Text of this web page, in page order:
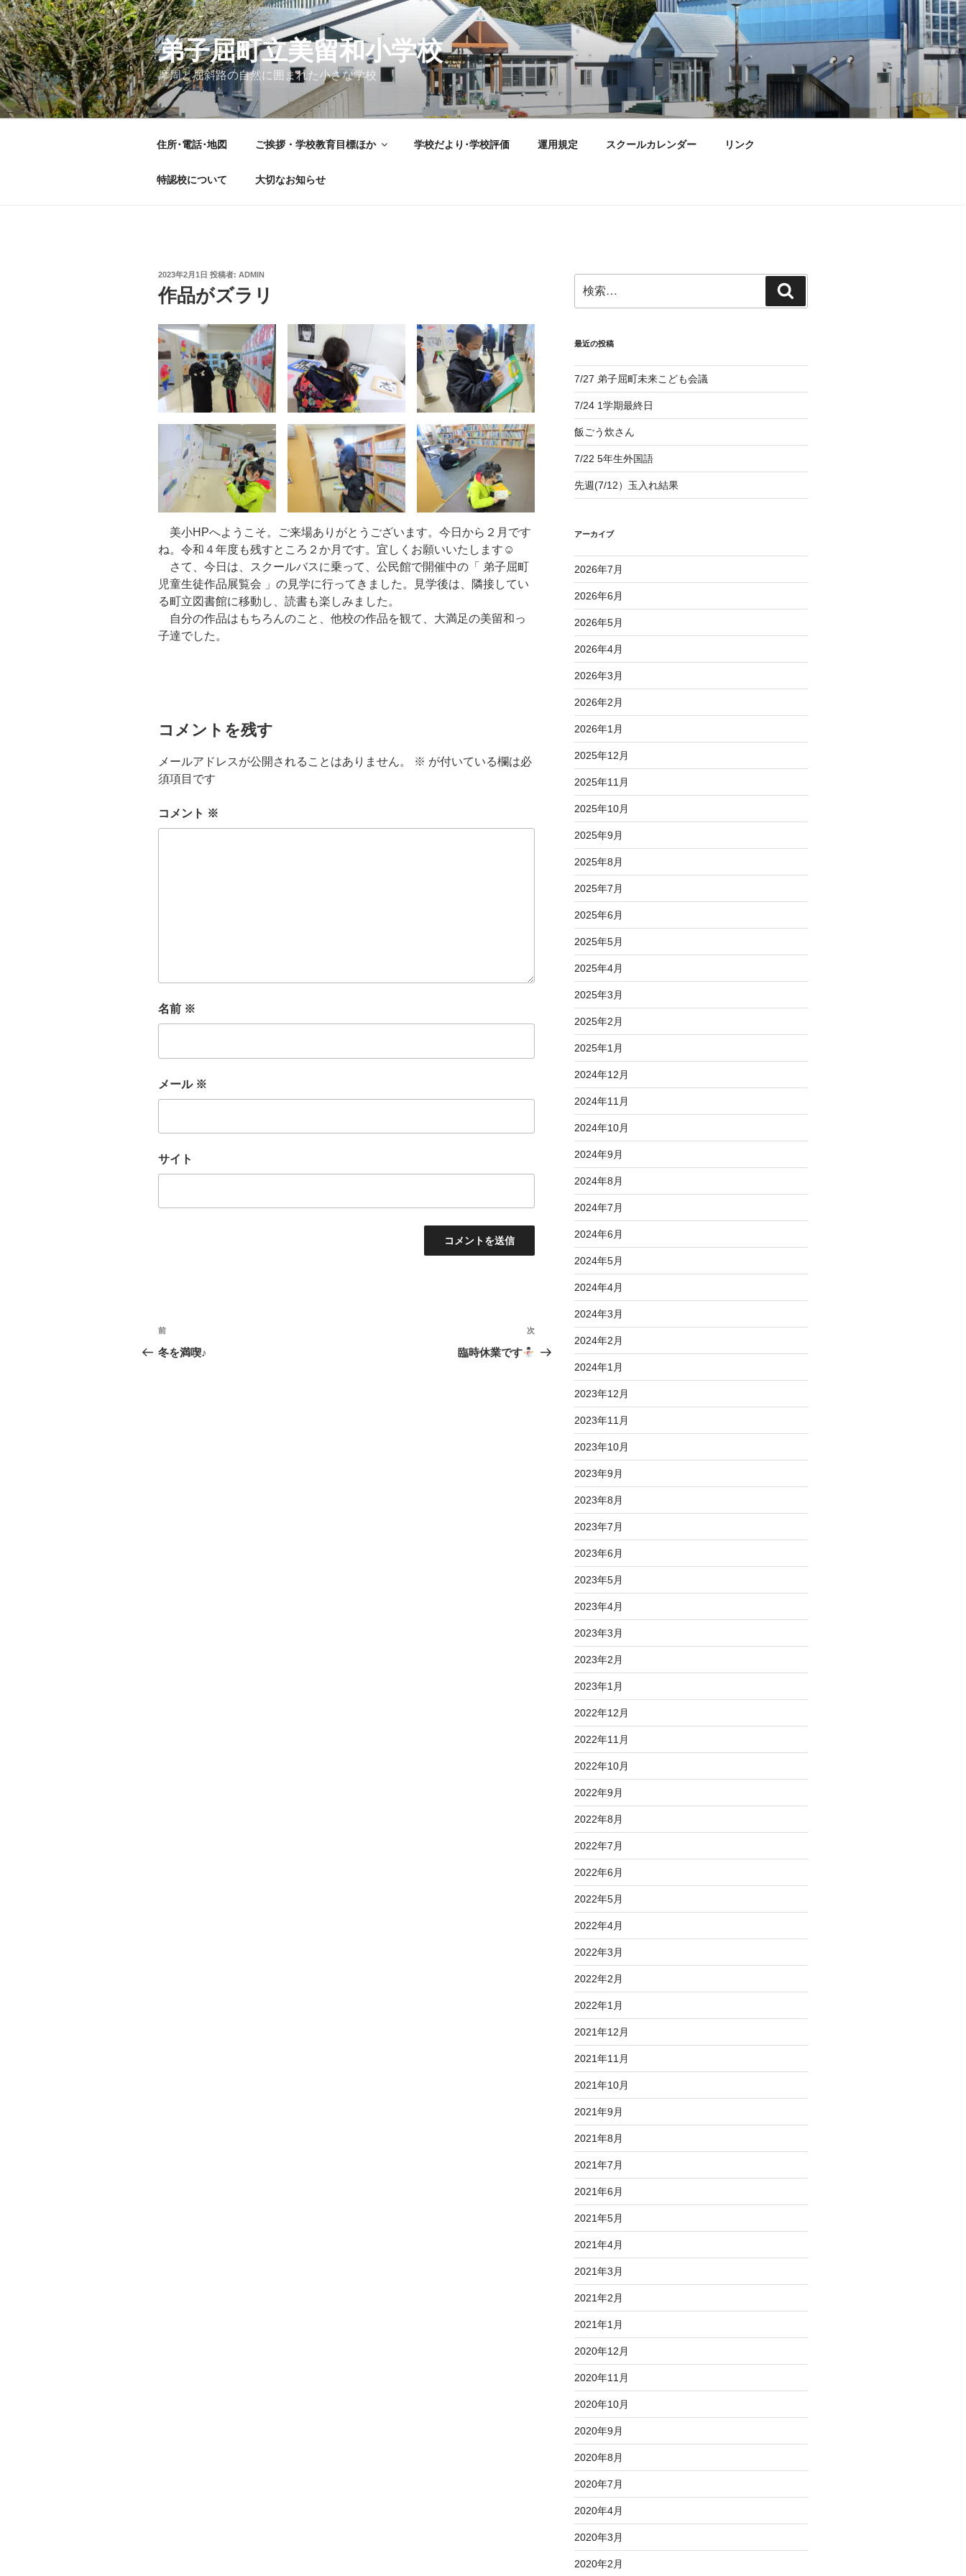
コ
ン
テ
ン
ツ
へ
ス
弟子屈町立美留和小学校
摩周と屈斜路の自然に囲まれた小さな学校
住所･電話･地図 ご挨拶・学校教育目標ほか 学校だより･学校評価 運用規定 スクールカレンダー リンク
特認校について 大切なお知らせ
投
稿
日:
2023年2月1日 投稿者: ADMIN
作品がズラリ
美小HPへようこそ。ご来場ありがとうございます。今日から２月です
ね。令和４年度も残すところ２か月です。宜しくお願いいたします☺
さて、今日は、スクールバスに乗って、公民館で開催中の「 弟子屈町
児童生徒作品展覧会 」の見学に行ってきました。見学後は、隣接してい
る町立図書館に移動し、読書も楽しみました。
自分の作品はもちろんのこと、他校の作品を観て、大満足の美留和っ
子達でした。
コメントを残す
メールアドレスが公開されることはありません。 ※ が付いている欄は必
須項目です
コメント ※
名前 ※
メール ※
サイト
投
稿
前
の
前
冬を満喫♪
次
の
次
臨時休業です
索:
索
最近の投稿
7/27 弟子屈町未来こども会議
7/24 1学期最終日
飯ごう炊さん
7/22 5年生外国語
先週(7/12）玉入れ結果
アーカイブ
2026年7月
2026年6月
2026年5月
2026年4月
2026年3月
2026年2月
2026年1月
2025年12月
2025年11月
2025年10月
2025年9月
2025年8月
2025年7月
2025年6月
2025年5月
2025年4月
2025年3月
2025年2月
2025年1月
2024年12月
2024年11月
2024年10月
2024年9月
2024年8月
2024年7月
2024年6月
2024年5月
2024年4月
2024年3月
2024年2月
2024年1月
2023年12月
2023年11月
2023年10月
2023年9月
2023年8月
2023年7月
2023年6月
2023年5月
2023年4月
2023年3月
2023年2月
2023年1月
2022年12月
2022年11月
2022年10月
2022年9月
2022年8月
2022年7月
2022年6月
2022年5月
2022年4月
2022年3月
2022年2月
2022年1月
2021年12月
2021年11月
2021年10月
2021年9月
2021年8月
2021年7月
2021年6月
2021年5月
2021年4月
2021年3月
2021年2月
2021年1月
2020年12月
2020年11月
2020年10月
2020年9月
2020年8月
2020年7月
2020年4月
2020年3月
2020年2月